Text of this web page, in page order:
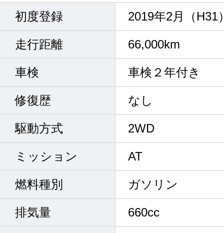
初度登録 2019年2月（H31
走行距離 66,000km
車検 車検２年付き
修復歴 なし
駆動方式 2WD
ミッション AT
燃料種別 ガソリン
排気量 660cc